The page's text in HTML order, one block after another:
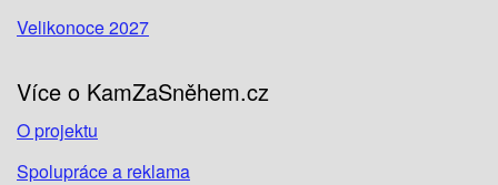
Velikonoce 2027
Více o KamZaSněhem.cz
O projektu
Spolupráce a reklama